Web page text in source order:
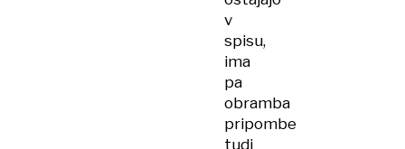
v
spisu,
ima
pa
obramba
pripombe
tudi